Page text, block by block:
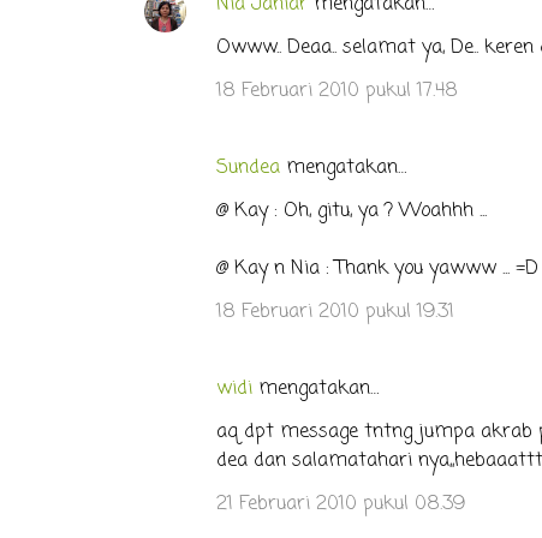
t
Owww.. Deaa.. selamat ya, De..
18 Februari 2010 pukul 17.48
Sundeamengatakan…
@ Kay : Oh, gitu, ya ? Woahhh ...
@ Kay n Nia : Thank you yawww ... =D
18 Februari 2010 pukul 19.31
widimengatakan…
aq dpt message tntng jumpa
dea dan salamatahari
21 Februari 2010 pukul 08.39